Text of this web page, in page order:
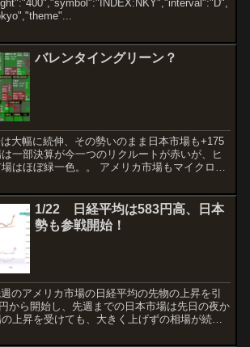
バレンタイングリーン？
大幅に続伸、その勢いのまま日本市場も+175
一部決算が今一つのリクルートが赤いが、ヒ
はほぼ緑一色。。 アメリカ市場もマイクロソ
1/22 日経平均は583円高、日本
勢も参戦開始！
のアメリカ市場の日経平均の先物の上昇を引
から開始し、先週までの日本市場は先日の夜か
上昇を受けても、大きく上げずの相場が続い